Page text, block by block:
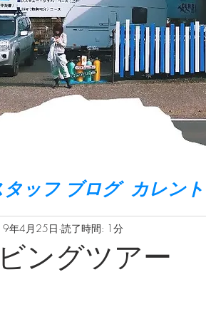
タッフ ブログ カレン
ングツアー
年4月25日 読了時間: 1分